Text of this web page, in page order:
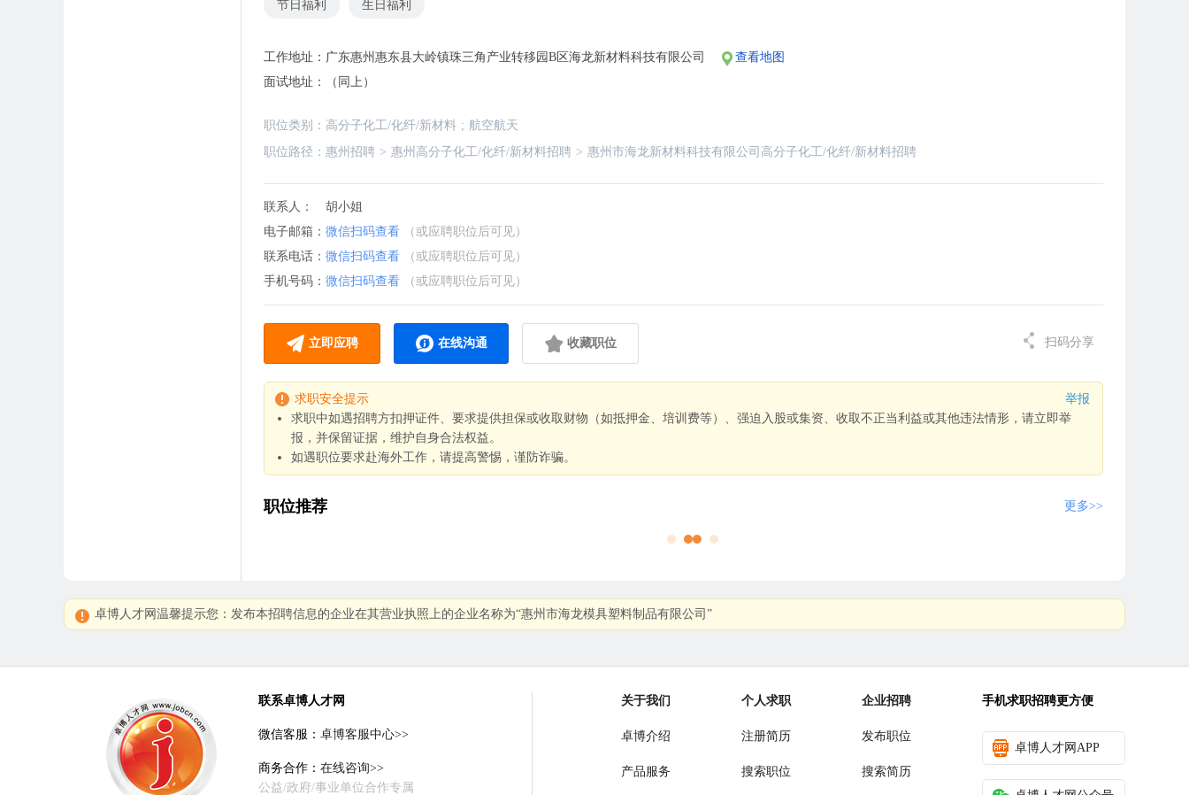
节日福利 生日福利
工作地址： 广东惠州惠东县大岭镇珠三角产业转移园B区海龙新材料科技有限公司
查看地图
面试地址：
（同上）
职位类别： 高分子化工/化纤/新材料 ; 航空航天
职位路径： 惠州招聘 > 惠州高分子化工/化纤/新材料招聘 > 惠州市海龙新材料科技有限公司高分子化工/化纤/新材料招聘
联系人：
胡小姐
电子邮箱： 微信扫码查看
（或应聘职位后可见）
联系电话： 微信扫码查看
（或应聘职位后可见）
手机号码： 微信扫码查看 （或应聘职位后可见）
立即应聘 在线沟通 收藏职位 扫码分享
求职安全提示
举报
求职中如遇招聘方扣押证件、要求提供担保或收取财物（如抵押金、培训费等）、强迫入股或集资、收取不正当利益或其他违法情形，请立即举
报，并保留证据，维护自身合法权益。
如遇职位要求赴海外工作，请提高警惕，谨防诈骗。
职位推荐 更多>>
卓博人才网温馨提示您：发布本招聘信息的企业在其营业执照上的企业名称为“惠州市海龙模具塑料制品有限公司”
联系卓博人才网
微信客服： 卓博客服中心>>
商务合作： 在线咨询>>
公益/政府/事业单位合作专属
关于我们
卓博介绍
产品服务
个人求职
注册简历
搜索职位
企业招聘
发布职位
搜索简历
手机求职招聘更方便
卓博人才网APP